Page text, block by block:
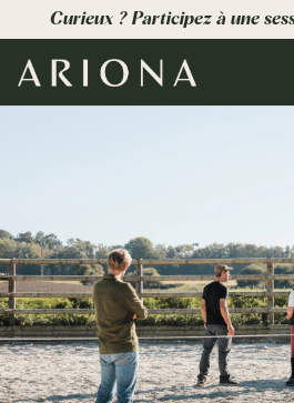
Curieux ? Participez à une